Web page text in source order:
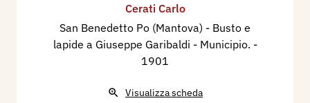
Cerati Carlo
San Benedetto Po (Mantova) - Busto e
lapide a Giuseppe Garibaldi - Municipio. -
1901
Visualizza scheda